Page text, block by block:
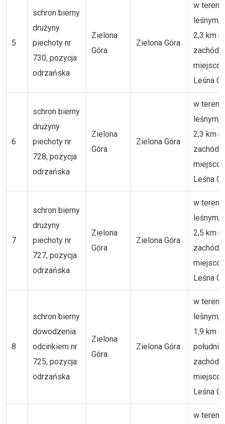
5
schron bierny
drużyny
piechoty nr
730, pozycja
odrzańska
Zielona
Góra
Zielona Góra
w
leśnym,
2,3 km
zachód
Leśna
6
schron bierny
drużyny
piechoty nr
728, pozycja
odrzańska
Zielona
Góra
Zielona Góra
w
leśnym,
2,3 km
zachód
Leśna
7
schron bierny
drużyny
piechoty nr
727, pozycja
odrzańska
Zielona
Góra
Zielona Góra
w
leśnym,
2,5 km
zachód
Leśna
8
schron bierny
dowodzenia
odcinkiem nr
725, pozycja
odrzańska
Zielona
Góra
Zielona Góra
w
leśnym,
1,9 km
zachód
Leśna
w